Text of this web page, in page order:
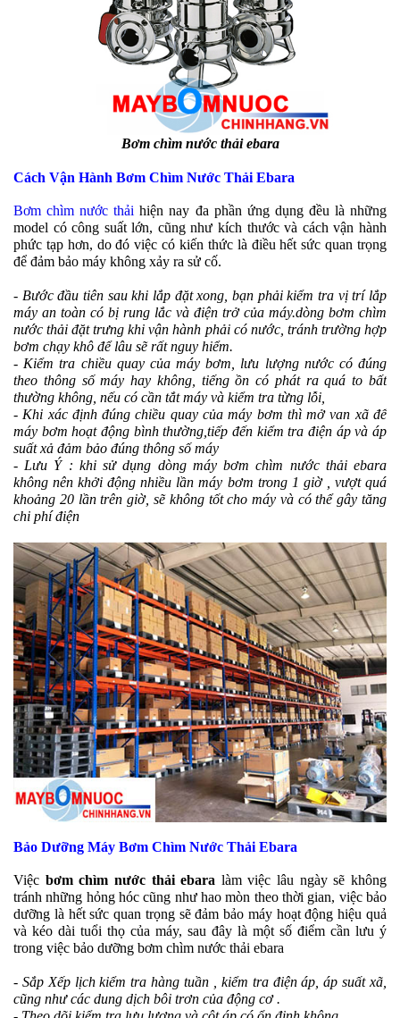
Bơm chìm nước thải ebara
Cách Vận Hành Bơm Chìm Nước Thải Ebara
Bơm chìm nước thải hiện nay đa phần ứng dụng đều là những
model có công suất lớn, cũng như kích thước và cách vận hành
phức tạp hơn, do đó việc có kiến thức là điều hết sức quan trọng
để đảm bảo máy không xảy ra sử cố.
- Bước đầu tiên sau khi lắp đặt xong, bạn phải kiểm tra vị trí lắp
máy an toàn có bị rung lắc và điện trở của máy.dòng bơm chìm
nước thải đặt trưng khi vận hành phải có nước, tránh trường hợp
bơm chạy khô để lâu sẽ rất nguy hiểm.
- Kiểm tra chiều quay của máy bơm, lưu lượng nước có đúng
theo thông số máy hay không, tiếng ồn có phát ra quá to bất
thường không, nếu có cần tắt máy và kiểm tra từng lỗi,
- Khi xác định đúng chiều quay của máy bơm thì mở van xã để
máy bơm hoạt động bình thường,tiếp đến kiểm tra điện áp và áp
suất xả đảm bảo đúng thông số máy
- Lưu Ý : khi sử dụng dòng máy bơm chìm nước thải ebara
không nên khởi động nhiều lần máy bơm trong 1 giờ , vượt quá
khoảng 20 lần trên giờ, sẽ không tốt cho máy và có thể gây tăng
chi phí điện
Bảo Dưỡng Máy Bơm Chìm Nước Thải Ebara
Việc bơm chìm nước thải ebara làm việc lâu ngày sẽ không
tránh những hỏng hóc cũng như hao mòn theo thời gian, việc bảo
dưỡng là hết sức quan trọng sẽ đảm bảo máy hoạt động hiệu quả
và kéo dài tuổi thọ của máy, sau đây là một số điểm cần lưu ý
trong việc bảo dưỡng bơm chìm nước thải ebara
- Sắp Xếp lịch kiểm tra hàng tuần , kiểm tra điện áp, áp suất xã,
cũng như các dung dịch bôi trơn của động cơ .